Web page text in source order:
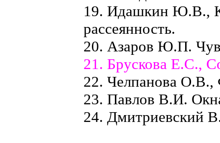
19. Идашкин Ю.В.,
рассеянность.
20. Азаров Ю.П.
21. Брускова Е.С.,
22. Челпанова О.В.,
23. Павлов В.И.
24. Дмитриевский